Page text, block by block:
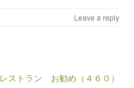
Leave a reply
レストラン お勧め（４６０）